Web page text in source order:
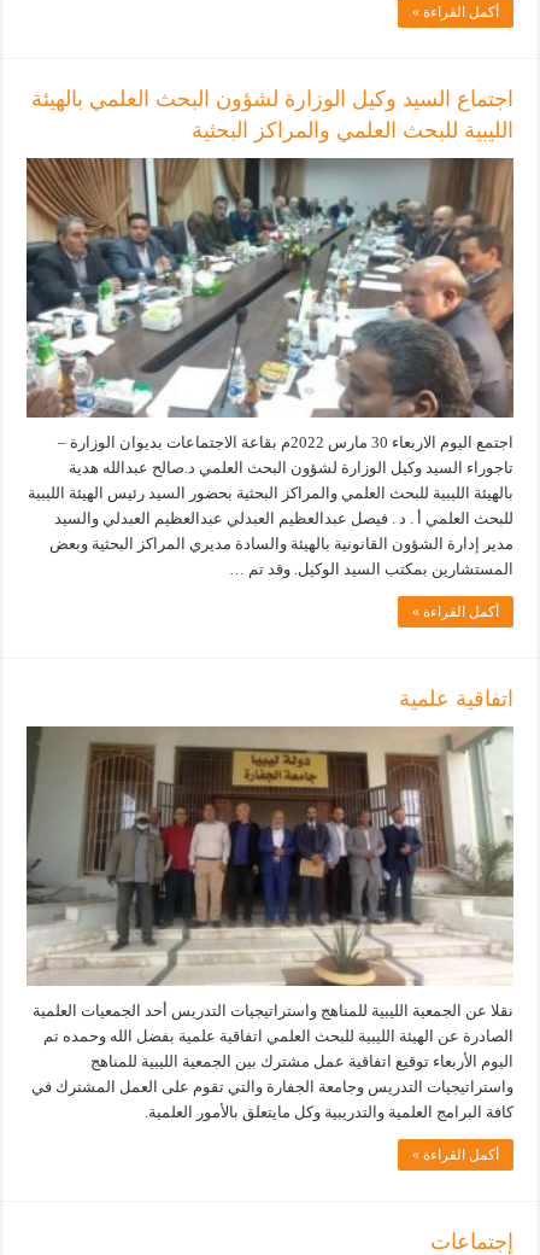
أكمل القراءة »
اجتماع السيد وكيل الوزارة لشؤون البحث العلمي بالهيئة
الليبية للبحث العلمي والمراكز البحثية
اجتمع اليوم الاربعاء 30 مارس 2022م بقاعة الاجتماعات بديوان الوزارة –
تاجوراء السيد وكيل الوزارة لشؤون البحث العلمي د.صالح عبدالله هدية
بالهيئة الليبية للبحث العلمي والمراكز البحثية بحضور السيد رئيس الهيئة الليبية
للبحث العلمي أ . د . فيصل عبدالعظيم العبدلي عبدالعظيم العبدلي والسيد
مدير إدارة الشؤون القانونية بالهيئة والسادة مديري المراكز البحثية وبعض
المستشارين بمكتب السيد الوكيل. وقد تم …
أكمل القراءة »
اتفاقية علمية
نقلا عن الجمعية الليبية للمناهج واستراتيجيات التدريس أحد الجمعيات العلمية
الصادرة عن الهيئة الليبية للبحث العلمي اتفاقية علمية بفضل الله وحمده تم
اليوم الأربعاء توقيع اتفاقية عمل مشترك بين الجمعية الليبية للمناهج
واستراتيجيات التدريس وجامعة الجفارة والتي تقوم على العمل المشترك في
كافة البرامج العلمية والتدريبية وكل مايتعلق بالأمور العلمية.
أكمل القراءة »
إجتماعات